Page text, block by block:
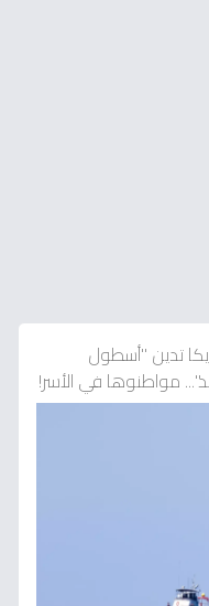
تدين "أسطول
مواطنوها في الأسر!